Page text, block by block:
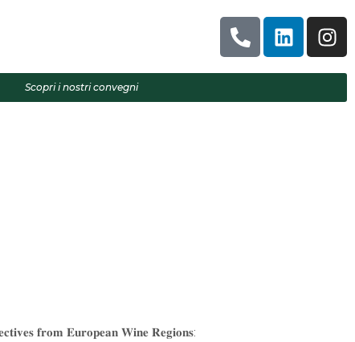
Scopri i nostri convegni
𝐟𝐫𝐨𝐦 𝐄𝐮𝐫𝐨𝐩𝐞𝐚𝐧 𝐖𝐢𝐧𝐞 𝐑𝐞𝐠𝐢𝐨𝐧𝐬: